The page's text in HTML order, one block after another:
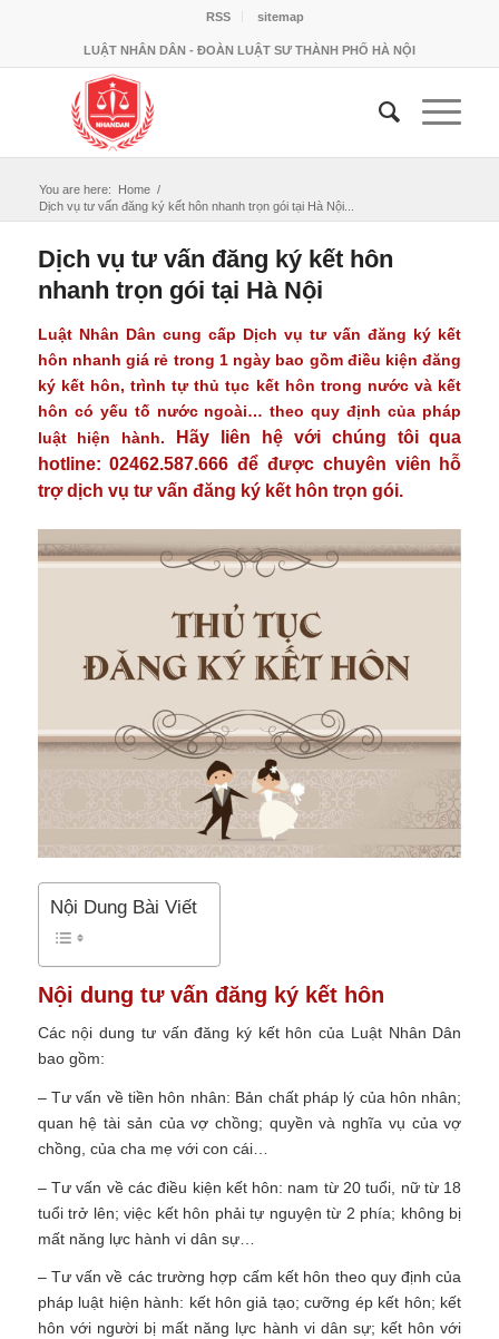
RSS sitemap
LUẬT NHÂN DÂN - ĐOÀN LUẬT SƯ THÀNH PHỐ HÀ NỘI
You are here: Home /
Dịch vụ tư vấn đăng ký kết hôn nhanh trọn gói tại Hà Nội...
Dịch vụ tư vấn đăng ký kết hôn
nhanh trọn gói tại Hà Nội
Luật Nhân Dân cung cấp Dịch vụ tư vấn đăng ký kết
hôn nhanh giá rẻ trong 1 ngày bao gồm điều kiện đăng
ký kết hôn, trình tự thủ tục kết hôn trong nước và kết
hôn có yếu tố nước ngoài… theo quy định của pháp
luật hiện hành.
Hãy liên hệ với chúng tôi qua
hotline: 02462.587.666 để được chuyên viên hỗ
trợ dịch vụ tư vấn đăng ký kết hôn trọn gói.
Nội Dung Bài Viết
Nội dung tư vấn đăng ký kết hôn
Các nội dung tư vấn đăng ký kết hôn của Luật Nhân Dân
bao gồm:
– Tư vấn về tiền hôn nhân: Bản chất pháp lý của hôn nhân;
quan hệ tài sản của vợ chồng; quyền và nghĩa vụ của vợ
chồng, của cha mẹ với con cái…
– Tư vấn về các điều kiện kết hôn: nam từ 20 tuổi, nữ từ 18
tuổi trở lên; việc kết hôn phải tự nguyện từ 2 phía; không bị
mất năng lực hành vi dân sự…
– Tư vấn về các trường hợp cấm kết hôn theo quy định của
pháp luật hiện hành: kết hôn giả tạo; cưỡng ép kết hôn; kết
hôn với người bị mất năng lực hành vi dân sự; kết hôn với